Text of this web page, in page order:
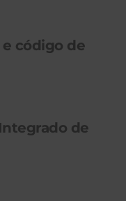
código de
de